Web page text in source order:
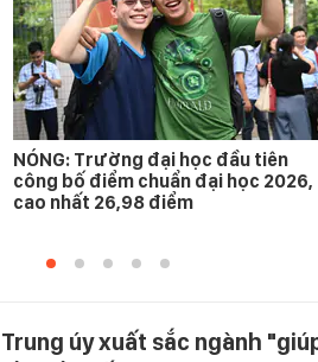
NÓNG: Trường đại học đầu tiên
công bố điểm chuẩn đại học 2026,
cao nhất 26,98 điểm
Trung úy xuất sắc ngành